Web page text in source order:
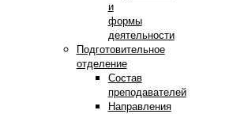
и
формы
деятельности
Подготовительное
отделение
Состав
преподавателей
Направления